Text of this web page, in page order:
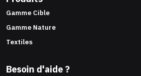
Gamme Cible
Gamme Nature
Textiles
Besoin d'aide ?